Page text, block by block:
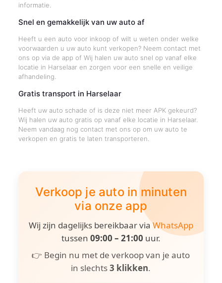
informatie.
Snel en gemakkelijk van uw auto af
Heeft u een auto voor inkoop of wilt u weten onder welke
voorwaarden u uw auto kunt verkopen? Neem contact met
ons op via de app of Wij halen uw auto snel op vanaf elke
locatie in Harselaar en zorgen voor een snelle en veilige
afhandeling.
Gratis transport in Harselaar
Heeft uw auto schade of is deze niet meer APK gekeurd?
Wij halen uw auto gratis op vanaf elke locatie in Harselaar.
Neem vandaag nog contact met ons op om uw auto te
verkopen en gratis te laten transporteren.
Verkoop je auto in minuten
via onze app
Wij zijn dagelijks bereikbaar viaWhatsApp
tussen 09:00 – 21:00 uur.
👉 Begin nu met de verkoop van je auto
in slechts3 klikken.